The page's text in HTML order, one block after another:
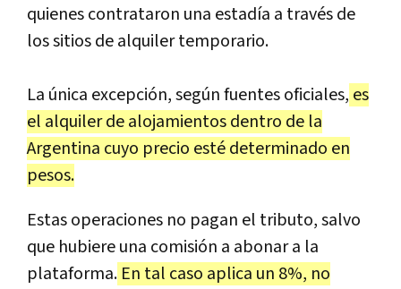
quienes contrataron una estadía a través de
los sitios de alquiler temporario.
La única excepción, según fuentes oficiales, es
el alquiler de alojamientos dentro de la
Argentina cuyo precio esté determinado en
pesos.
Estas operaciones no pagan el tributo, salvo
que hubiere una comisión a abonar a la
plataforma. En tal caso aplica un 8%, no